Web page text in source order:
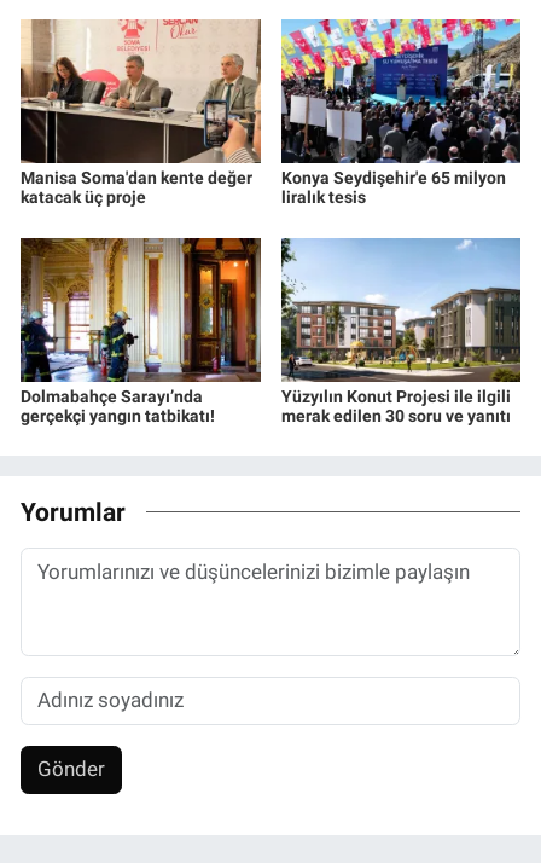
Manisa Soma'dan kente değer
katacak üç proje
Konya Seydişehir'e 65 milyon
liralık tesis
Dolmabahçe Sarayı’nda
gerçekçi yangın tatbikatı!
Yüzyılın Konut Projesi ile ilgili
merak edilen 30 soru ve yanıtı
Yorumlar
Gönder